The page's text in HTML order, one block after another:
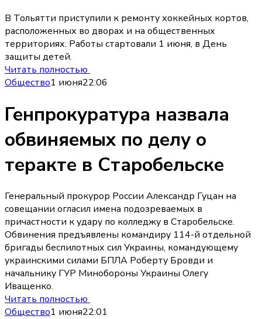
В Тольятти приступили к ремонту хоккейных кортов,
расположенных во дворах и на общественных
территориях. Работы стартовали 1 июня, в День
защиты детей.
Читать полностью
Общество1 июня22:06
Генпрокуратура назвала
обвиняемых по делу о
теракте в Старобельске
Генеральный прокурор России Александр Гуцан на
совещании огласил имена подозреваемых в
причастности к удару по колледжу в Старобельске.
Обвинения предъявлены командиру 114-й отдельной
бригады беспилотных сил Украины, командующему
украинскими силами БПЛА Роберту Бровди и
начальнику ГУР Минобороны Украины Олегу
Иващенко.
Читать полностью
Общество1 июня22:01